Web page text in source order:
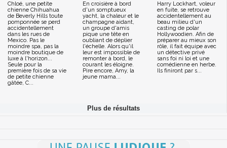
Chloé, une petite
chienne Chihuahua
de Beverly Hills toute
pomponnée se perd
accidentellement
dans les rues de
Mexico. Pas le
moindre spa, pas la
moindre boutique de
luxe à l'horizon...
Seule pour la
première fois de sa vie
de petite chienne
gâtée, C...
En croisière à bord
d'un somptueux
yacht, la chaleur et le
champagne aidant,
un groupe d'amis
pique une tête en
oubliant de déplier
l'échelle. Alors qu'il
leur est impossible de
remonter à bord, le
courant les éloigne.
Pire encore, Amy, la
jeune mama...
Harry Lockhart, voleur
en fuite, se retrouve
accidentellement au
beau milieu d'un
casting de polar
Hollywoodien. Afin de
préparer au mieux son
rôle, il fait équipe avec
un détective privé
sans foi ni loi et une
comédienne en herbe.
Ils finiront par s...